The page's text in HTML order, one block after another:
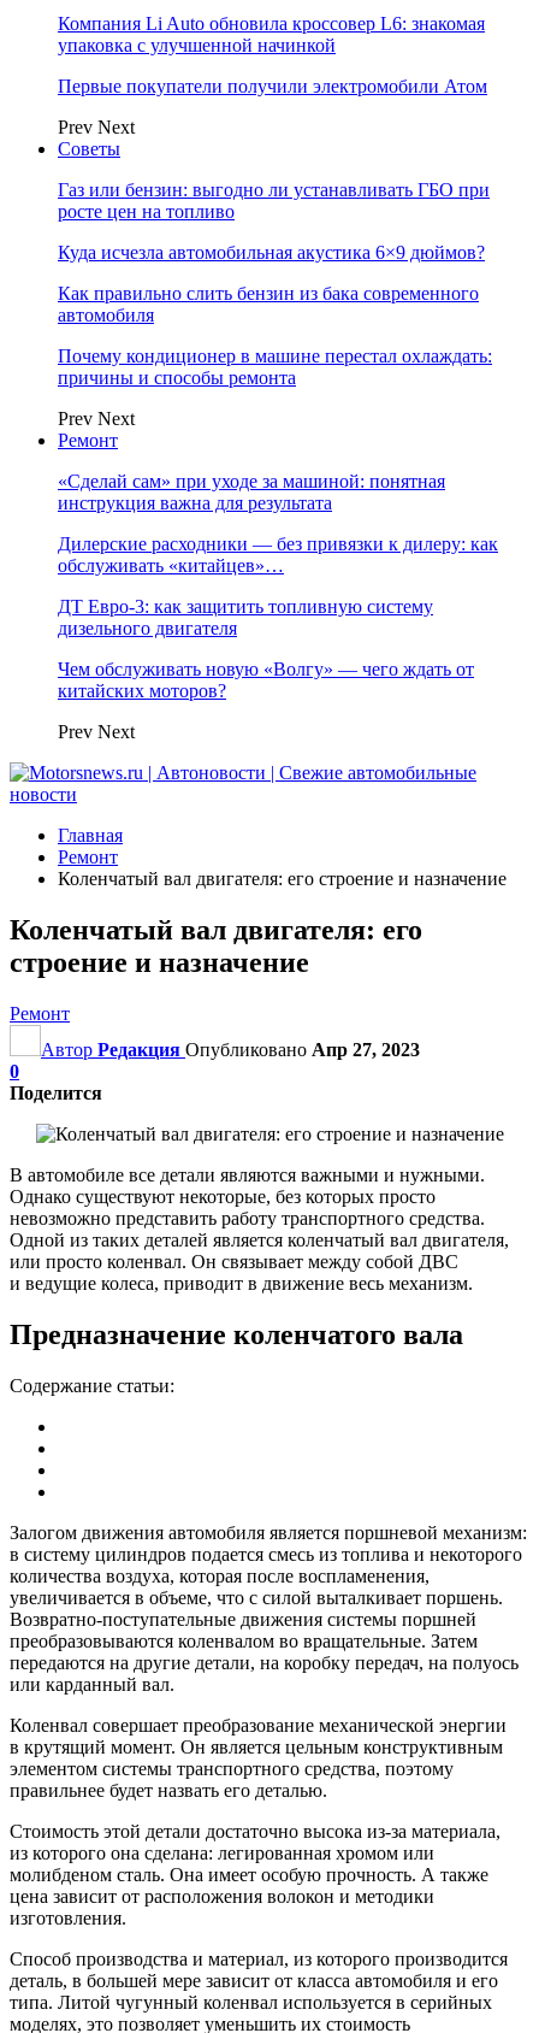
Компания Li Auto обновила кроссовер L6: знакомая
упаковка с улучшенной начинкой
Первые покупатели получили электромобили Атом
Prev Next
Советы
Газ или бензин: выгодно ли устанавливать ГБО при
росте цен на топливо
Куда исчезла автомобильная акустика 6×9 дюймов?
Как правильно слить бензин из бака современного
автомобиля
Почему кондиционер в машине перестал охлаждать:
причины и способы ремонта
Prev Next
Ремонт
«Сделай сам» при уходе за машиной: понятная
инструкция важна для результата
Дилерские расходники — без привязки к дилеру: как
обслуживать «китайцев»…
ДТ Евро-3: как защитить топливную систему
дизельного двигателя
Чем обслуживать новую «Волгу» — чего ждать от
китайских моторов?
Prev Next
Главная
Ремонт
Коленчатый вал двигателя: его строение и назначение
Коленчатый вал двигателя: его
строение и назначение
Ремонт
Автор Редакция Опубликовано Апр 27, 2023
0
Поделится
В автомобиле все детали являются важными и нужными.
Однако существуют некоторые, без которых просто
невозможно представить работу транспортного средства.
Одной из таких деталей является коленчатый вал двигателя,
или просто коленвал. Он связывает между собой ДВС
и ведущие колеса, приводит в движение весь механизм.
Предназначение коленчатого вала
Содержание статьи:
Залогом движения автомобиля является поршневой механизм:
в систему цилиндров подается смесь из топлива и некоторого
количества воздуха, которая после воспламенения,
увеличивается в объеме, что с силой выталкивает поршень.
Возвратно-поступательные движения системы поршней
преобразовываются коленвалом во вращательные. Затем
передаются на другие детали, на коробку передач, на полуось
или карданный вал.
Коленвал совершает преобразование механической энергии
в крутящий момент. Он является цельным конструктивным
элементом системы транспортного средства, поэтому
правильнее будет назвать его деталью.
Стоимость этой детали достаточно высока из-за материала,
из которого она сделана: легированная хромом или
молибденом сталь. Она имеет особую прочность. А также
цена зависит от расположения волокон и методики
изготовления.
Способ производства и материал, из которого производится
деталь, в большей мере зависит от класса автомобиля и его
типа. Литой чугунный коленвал используется в серийных
моделях, это позволяет уменьшить их стоимость